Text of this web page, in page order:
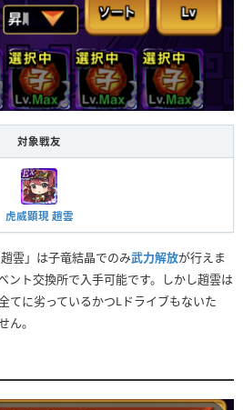
対象戦友
虎威顕現 趙雲
雲」は子竜結晶でのみ武力解放が行えま
ント交換所で入手可能です。しかし趙雲は
てに劣っているかつLドライブもないた
ん。